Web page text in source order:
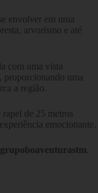
envolver em uma
arvorismo e até
com uma vista
proporcionando uma
a região.
rapel de 25 metros
emocionante.